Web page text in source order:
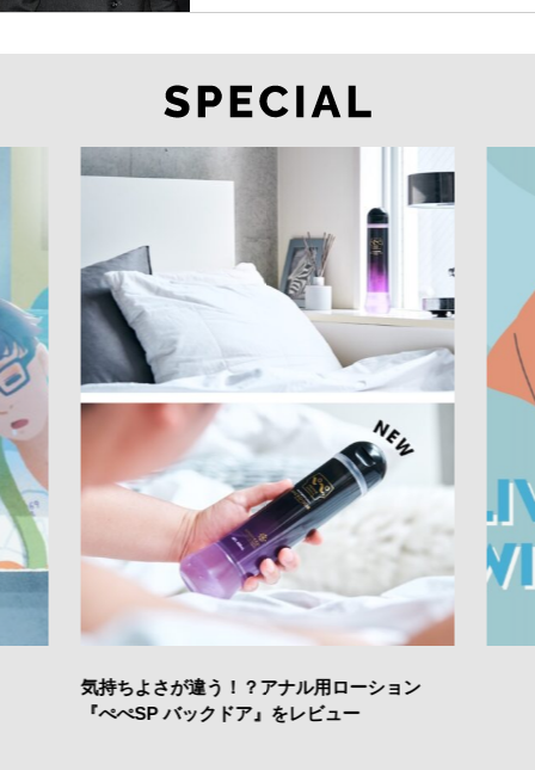
気持ちよさが違う！？アナル用ローション
『ぺぺSP バックドア』をレビュー